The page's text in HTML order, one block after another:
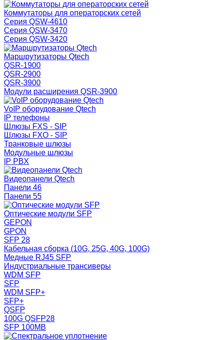
Коммутаторы для операторских сетей
Серия QSW-4610
Серия QSW-3470
Серия QSW-3420
Маршрутизаторы Qtech
QSR-1900
QSR-2900
QSR-3900
Модули расширения QSR-3900
VoIP оборудование Qtech
IP телефоны
Шлюзы FXS - SIP
Шлюзы FXO - SIP
Транковые шлюзы
Модульные шлюзы
IP PBX
Видеопанели Qtech
Панели 46
Панели 55
Оптические модули SFP
GEPON
GPON
SFP 28
Кабельная сборка (10G, 25G, 40G, 100G)
Медные RJ45 SFP
Индустриальные трансиверы
WDM SFP
SFP
WDM SFP+
SFP+
QSFP
100G QSFP28
SFP 100MB